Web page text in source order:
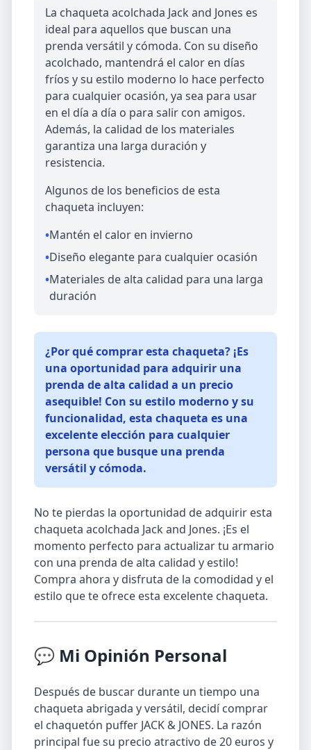
La chaqueta acolchada Jack and Jones es
ideal para aquellos que buscan una
prenda versátil y cómoda. Con su diseño
acolchado, mantendrá el calor en días
fríos y su estilo moderno lo hace perfecto
para cualquier ocasión, ya sea para usar
en el día a día o para salir con amigos.
Además, la calidad de los materiales
garantiza una larga duración y
resistencia.
Algunos de los beneficios de esta
chaqueta incluyen:
•Mantén el calor en invierno
•Diseño elegante para cualquier ocasión
•Materiales de alta calidad para una larga
duración
¿Por qué comprar esta chaqueta? ¡Es
una oportunidad para adquirir una
prenda de alta calidad a un precio
asequible! Con su estilo moderno y su
funcionalidad, esta chaqueta es una
excelente elección para cualquier
persona que busque una prenda
versátil y cómoda.
No te pierdas la oportunidad de adquirir esta
chaqueta acolchada Jack and Jones. ¡Es el
momento perfecto para actualizar tu armario
con una prenda de alta calidad y estilo!
Compra ahora y disfruta de la comodidad y el
estilo que te ofrece esta excelente chaqueta.
💬 Mi Opinión Personal
Después de buscar durante un tiempo una
chaqueta abrigada y versátil, decidí comprar
el chaquetón puffer JACK & JONES. La razón
principal fue su precio atractivo de 20 euros y